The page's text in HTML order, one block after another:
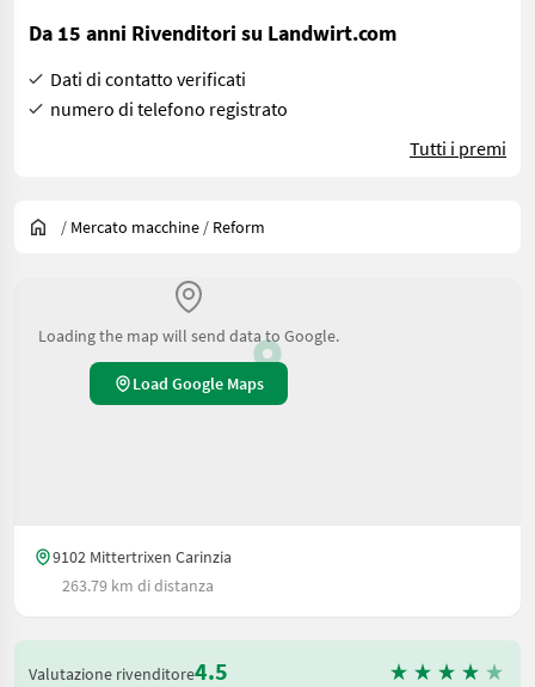
Da 15 anni Rivenditori su Landwirt.com
Dati di contatto verificati
numero di telefono registrato
Tutti i premi
/ Mercato macchine / Reform
Loading the map will send data to Google.
Load Google Maps
9102 Mittertrixen Carinzia
263.79 km di distanza
Valutazione rivenditore4.5